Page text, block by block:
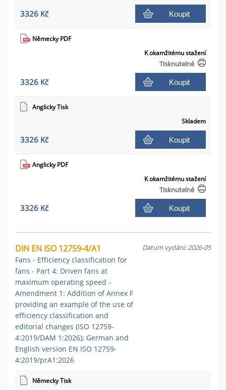
3326 Kč Koupit
Německy PDF
K okamžitému stažení
Tisknutelné
3326 Kč Koupit
Anglicky Tisk
Skladem
3326 Kč Koupit
Anglicky PDF
K okamžitému stažení
Tisknutelné
3326 Kč Koupit
DIN EN ISO 12759-4/A1
Fans - Efficiency classification for
fans - Part 4: Driven fans at
maximum operating speed -
Amendment 1: Addition of Annex F
providing an example of the use of
efficiency classification and
editorial changes (ISO 12759-
4:2019/DAM 1:2026); German and
English version EN ISO 12759-
4:2019/prA1:2026
Datum vydání: 2026-05
Německy Tisk